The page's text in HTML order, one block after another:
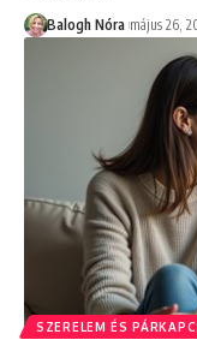
Balogh Nóra május 26,
SZERELEM ÉS